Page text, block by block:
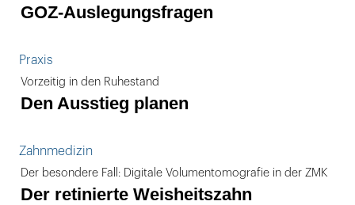
GOZ-Auslegungsfragen
Praxis
Vorzeitig in den Ruhestand
Den Ausstieg planen
Zahnmedizin
Der besondere Fall: Digitale Volumentomografie in der ZMK
Der retinierte Weisheitszahn